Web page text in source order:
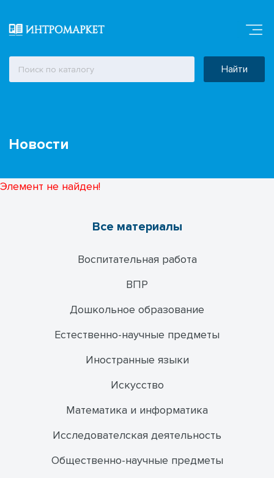
Найти
Новости
Элемент не найден!
Все материалы
Воспитательная работа
ВПР
Дошкольное образование
Естественно-научные предметы
Иностранные языки
Искусство
Математика и информатика
Исследователская деятельность
Общественно-научные предметы